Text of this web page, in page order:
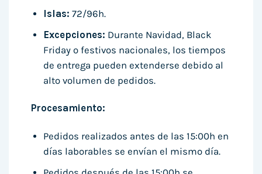
Islas: 72/96h.
Excepciones: Durante Navidad, Black
Friday o festivos nacionales, los tiempos
de entrega pueden extenderse debido al
alto volumen de pedidos.
Procesamiento:
Pedidos realizados antes de las 15:00h en
días laborables se envían el mismo día.